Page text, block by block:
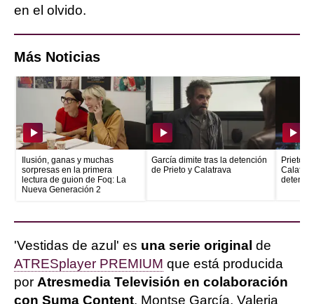
en el olvido.
Más Noticias
Ilusión, ganas y muchas
sorpresas en la primera
lectura de guion de Foq: La
Nueva Generación 2
García dimite tras la detención
de Prieto y Calatrava
Prieto
'Vestidas de azul' es una serie original de
ATRESplayer PREMIUM que está producida
por Atresmedia Televisión en colaboración
con Suma Content. Montse García, Valeria